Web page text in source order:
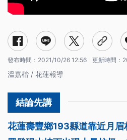
發布時間： 2021/10/26 12:56 更新時間：
溫嘉楷 / 花蓮報導
花蓮壽豐鄉193縣道靠近月眉